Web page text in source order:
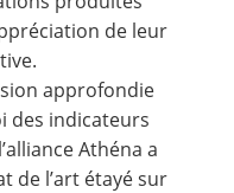
de leur
approfondie
des indicateurs
Athéna a
de l’art étayé sur